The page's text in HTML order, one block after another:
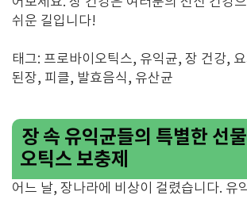
쉬운 길입니다!
태그: 프로바이오틱스, 유익균, 장 건강,
된장, 피클, 발효음식, 유산균
장 속 유익균들의 특별한 선
오틱스 보충제
어느 날, 장나라에 비상이 걸렸습니다. 유